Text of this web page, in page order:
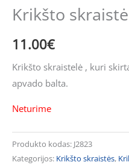
Krikšto skraistė
11.00€
Krikšto skraistelė , kuri
apvado balta.
Neturime
Produkto kodas: J2823
Kategorijos: Krikšto skraistės,